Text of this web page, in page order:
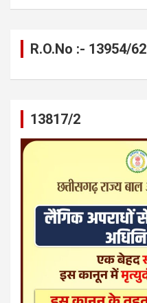
R.O.No :- 13954/62
13817/2